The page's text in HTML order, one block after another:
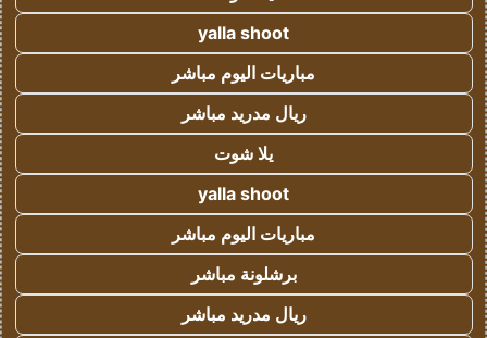
yalla shoot
مباريات اليوم مباشر
ريال مدريد مباشر
يلا شوت
yalla shoot
مباريات اليوم مباشر
برشلونة مباشر
ريال مدريد مباشر